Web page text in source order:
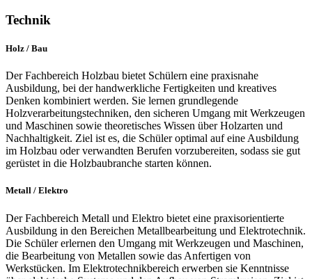
Technik
Holz / Bau
Der Fachbereich Holzbau bietet Schülern eine praxisnahe
Ausbildung, bei der handwerkliche Fertigkeiten und kreatives
Denken kombiniert werden. Sie lernen grundlegende
Holzverarbeitungstechniken, den sicheren Umgang mit Werkzeugen
und Maschinen sowie theoretisches Wissen über Holzarten und
Nachhaltigkeit. Ziel ist es, die Schüler optimal auf eine Ausbildung
im Holzbau oder verwandten Berufen vorzubereiten, sodass sie gut
gerüstet in die Holzbaubranche starten können.
Metall / Elektro
Der Fachbereich Metall und Elektro bietet eine praxisorientierte
Ausbildung in den Bereichen Metallbearbeitung und Elektrotechnik.
Die Schüler erlernen den Umgang mit Werkzeugen und Maschinen,
die Bearbeitung von Metallen sowie das Anfertigen von
Werkstücken. Im Elektrotechnikbereich erwerben sie Kenntnisse